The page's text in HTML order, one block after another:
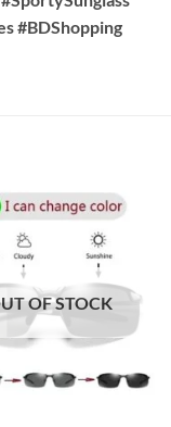
#BDShopping
OF STOCK